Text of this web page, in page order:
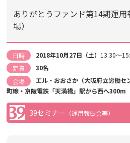
ありがとうファンド第14期運
場）
日時 2018年10月27日（土） 13:30～
定員
30名
会場
エル・おおさか（大阪府立労働
町線・京阪電鉄「天満橋」駅から西へ300m
39セミナー （運用報告会等）